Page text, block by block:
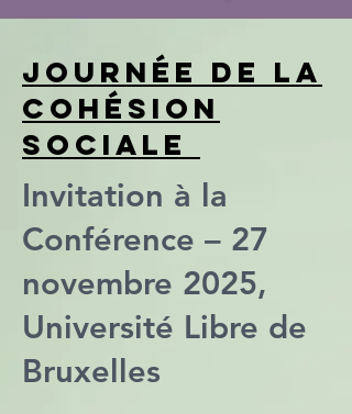
Journée de la
cohésion
sociale
Invitation à la
Conférence – 27
novembre 2025,
Université Libre de
Bruxelles